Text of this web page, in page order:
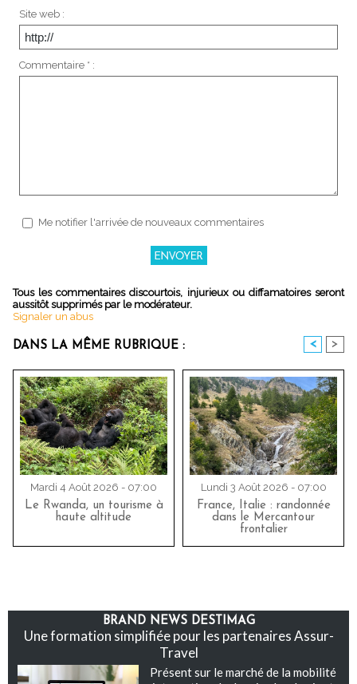
Site web :
Commentaire * :
Me notifier l'arrivée de nouveaux commentaires
Tous les commentaires discourtois, injurieux ou diffamatoires seront
aussitôt supprimés par le modérateur.
Signaler un abus
DANS LA MÊME RUBRIQUE : < >
Mardi 4 Août 2026 - 07:00
Le Rwanda, un tourisme à
haute altitude
Lundi 3 Août 2026 - 07:00
France, Italie : randonnée
dans le Mercantour
frontalier
BRAND NEWS DESTIMAG
Une formation simplifiée pour les partenaires Assur-
Travel
Présent sur le marché de la mobilité